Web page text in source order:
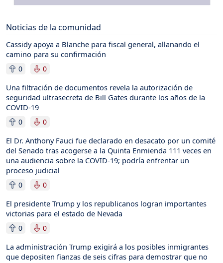
Noticias de la comunidad
Cassidy apoya a Blanche para fiscal general, allanando el
camino para su confirmación
0 0
Una filtración de documentos revela la autorización de
seguridad ultrasecreta de Bill Gates durante los años de la
COVID-19
0 0
El Dr. Anthony Fauci fue declarado en desacato por un comité
del Senado tras acogerse a la Quinta Enmienda 111 veces en
una audiencia sobre la COVID-19; podría enfrentar un
proceso judicial
0 0
El presidente Trump y los republicanos logran importantes
victorias para el estado de Nevada
0 0
La administración Trump exigirá a los posibles inmigrantes
que depositen fianzas de seis cifras para demostrar que no